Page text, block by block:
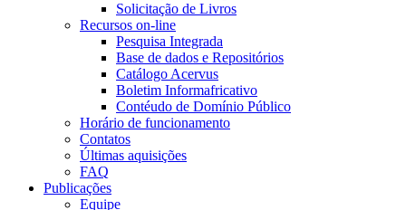
Solicitação de Livros
Recursos on-line
Pesquisa Integrada
Base de dados e Repositórios
Catálogo Acervus
Boletim Informafricativo
Contéudo de Domínio Público
Horário de funcionamento
Contatos
Últimas aquisições
FAQ
Publicações
Equipe